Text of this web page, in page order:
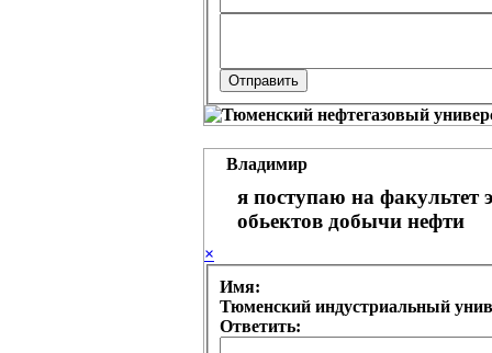
Владимир
я поступаю на факультет
обьектов добычи нефти
×
Имя:
Тюменский индустриальный
Ответить: